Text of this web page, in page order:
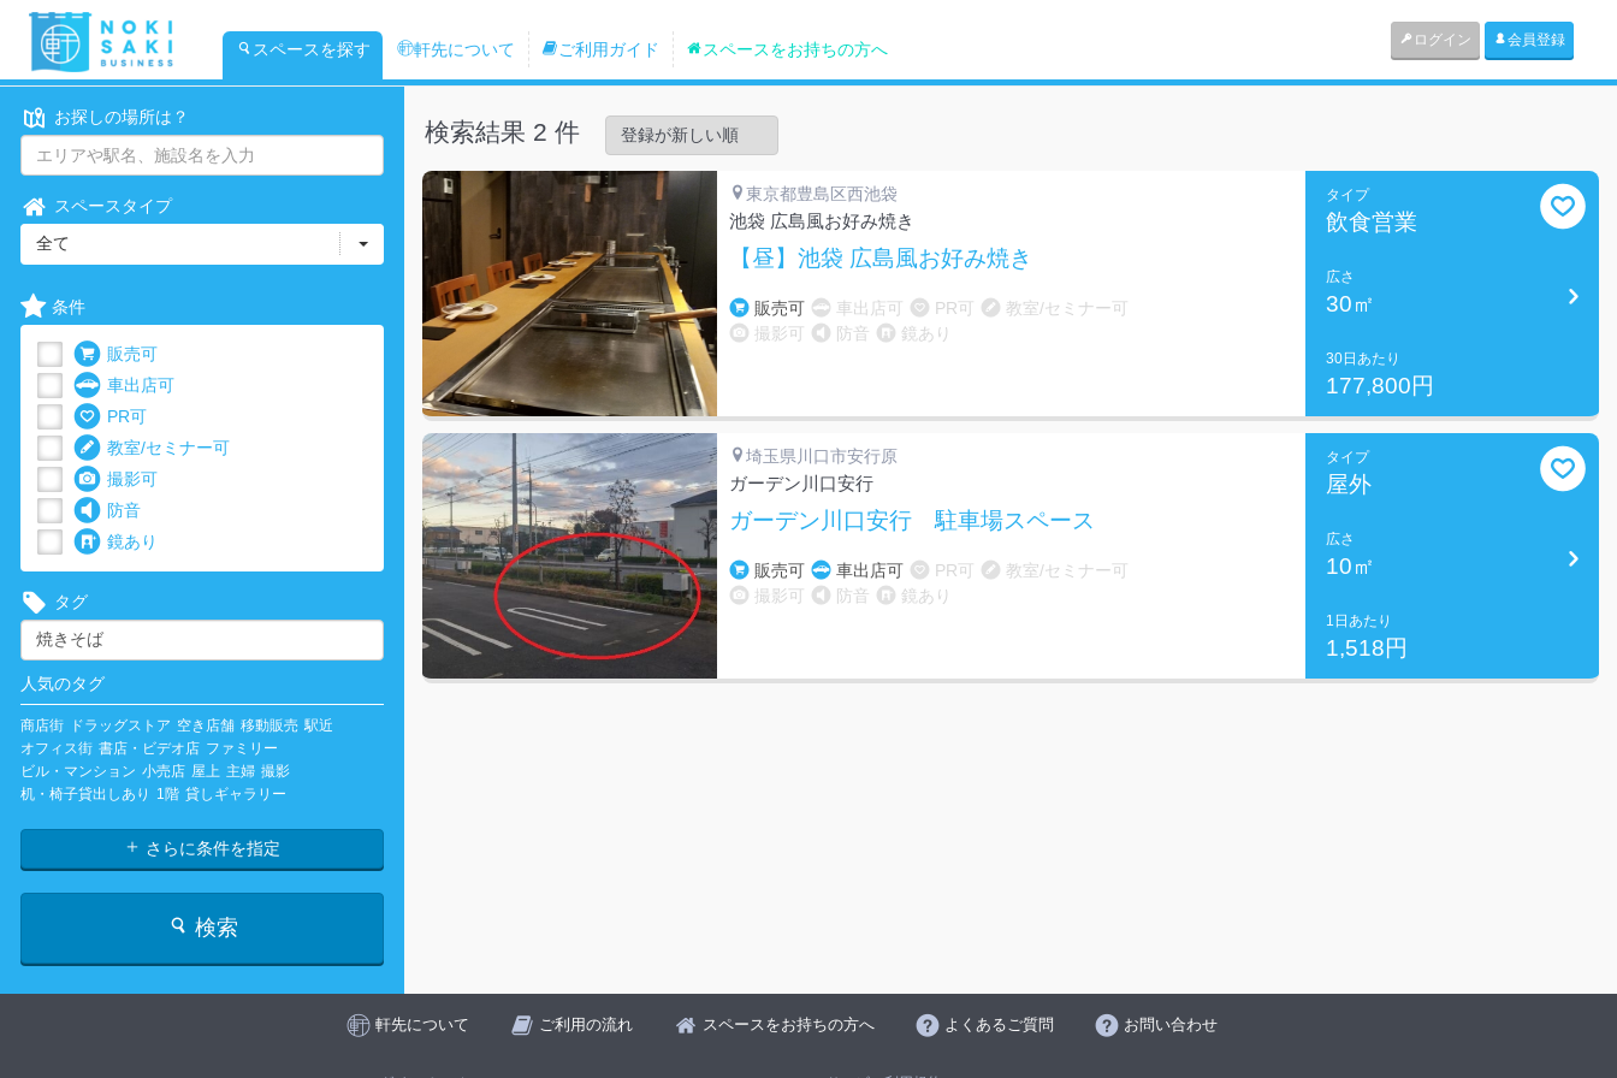
スペースを探す 軒先について ご利用ガイド スペースをお持ちの方へ ログイン 会員登録
お探しの場所は？
スペースタイプ
全て
条件
販売可
車出店可
PR可
教室/セミナー可
撮影可
防音
鏡あり
タグ
人気のタグ
商店街 ドラッグストア 空き店舗 移動販売 駅近
オフィス街 書店・ビデオ店 ファミリー
ビル・マンション 小売店 屋上 主婦 撮影
机・椅子貸出しあり
1階 貸しギャラリー
さらに条件を指定
検索
検索結果 2 件
東京都豊島区西池袋
池袋 広島風お好み焼き
【昼】池袋 広島風お好み焼き
販売可 車出店可 PR可
教室/セミナー可
撮影可
防音 鏡あり
タイプ
飲食営業
広さ
30㎡
30日あたり
177,800円
埼玉県川口市安行原
ガーデン川口安行
ガーデン川口安行 駐車場スペース
販売可 車出店可 PR可
教室/セミナー可
撮影可
防音 鏡あり
タイプ
屋外
広さ
10㎡
1日あたり
1,518円
軒先について ご利用の流れ スペースをお持ちの方へ よくあるご質問 お問い合わせ